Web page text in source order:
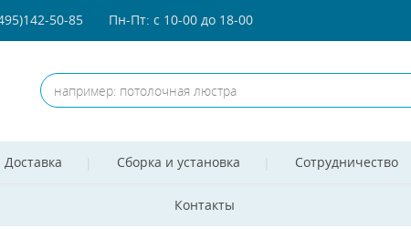
50-85 Пн-Пт: с 10-00 до 18-00
Доставка Сборка и установка Сотрудничество
Контакты